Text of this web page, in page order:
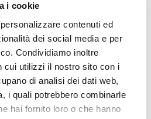
i cookie
contenuti ed
dei social media e per
Condividiamo inoltre
cui utilizzi il nostro sito con i
di analisi dei dati web,
i quali potrebbero combinarle
hai fornito loro o che hanno
disegnano, immaginano e
attivamente, senza
della guida. L’esperienza
permettere a tutta la famiglia di
separazioni con un ritmo
PER FAMIGLIE A